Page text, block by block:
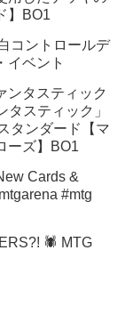
】BO1
コントロールデ
イベント
ンタスティック
タスティック」
タンダード【マ
ーズ】BO1
#mtg
🕷️ MTG